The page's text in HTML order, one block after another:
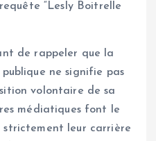
“Lesly Boitrelle
de rappeler que la
ne signifie pas
volontaire de sa
médiatiques font le
leur carrière